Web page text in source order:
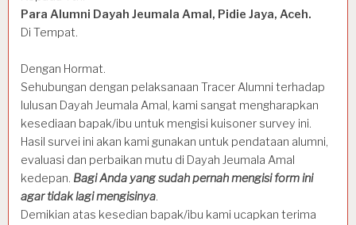
Para Alumni Dayah Jeumala Amal, Pidie Jaya, Aceh.
Di Tempat.
Dengan Hormat.
Sehubungan dengan pelaksanaan Tracer Alumni terhadap
lulusan Dayah Jeumala Amal, kami sangat mengharapkan
kesediaan bapak/ibu untuk mengisi kuisoner survey ini.
Hasil survei ini akan kami gunakan untuk pendataan alumni,
evaluasi dan perbaikan mutu di Dayah Jeumala Amal
kedepan. Bagi Anda yang sudah pernah mengisi form ini
agar tidak lagi mengisinya.
Demikian atas kesedian bapak/ibu kami ucapkan terima